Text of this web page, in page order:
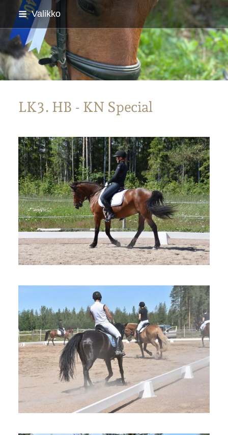
Siirry
sivun
sisältöön
Valikko
Parkanon Ratsastajat
LK3. HB - KN Special